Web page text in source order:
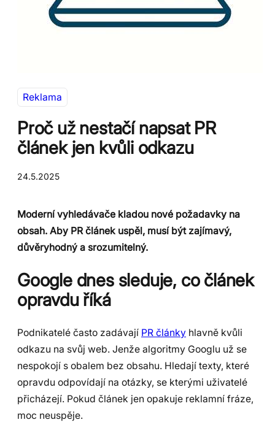
Reklama
Proč už nestačí napsat PR
článek jen kvůli odkazu
24.5.2025
Moderní vyhledávače kladou nové požadavky na
obsah. Aby PR článek uspěl, musí být zajímavý,
důvěryhodný a srozumitelný.
Google dnes sleduje, co článek
opravdu říká
Podnikatelé často zadávají PR články hlavně kvůli
odkazu na svůj web. Jenže algoritmy Googlu už se
nespokojí s obalem bez obsahu. Hledají texty, které
opravdu odpovídají na otázky, se kterými uživatelé
přicházejí. Pokud článek jen opakuje reklamní fráze,
moc neuspěje.